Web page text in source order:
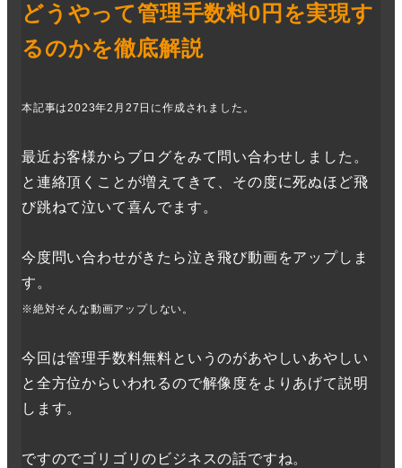
どうやって管理手数料0円を実現す
るのかを徹底解説
本記事は2023年2月27日に作成されました。
最近お客様からブログをみて問い合わせしました。
と連絡頂くことが増えてきて、その度に死ぬほど飛
び跳ねて泣いて喜んでます。
今度問い合わせがきたら泣き飛び動画をアップしま
す。
※絶対そんな動画アップしない。
今回は管理手数料無料というのがあやしいあやしい
と全方位からいわれるので解像度をよりあげて説明
します。
ですのでゴリゴリのビジネスの話ですね。